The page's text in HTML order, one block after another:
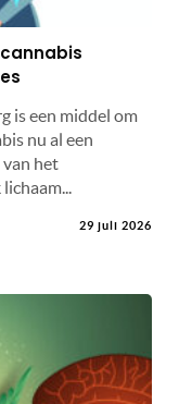
is een middel om
nu al een
het
29 juli 2026